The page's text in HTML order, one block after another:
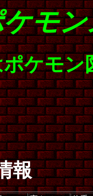
モ
ケモン
報